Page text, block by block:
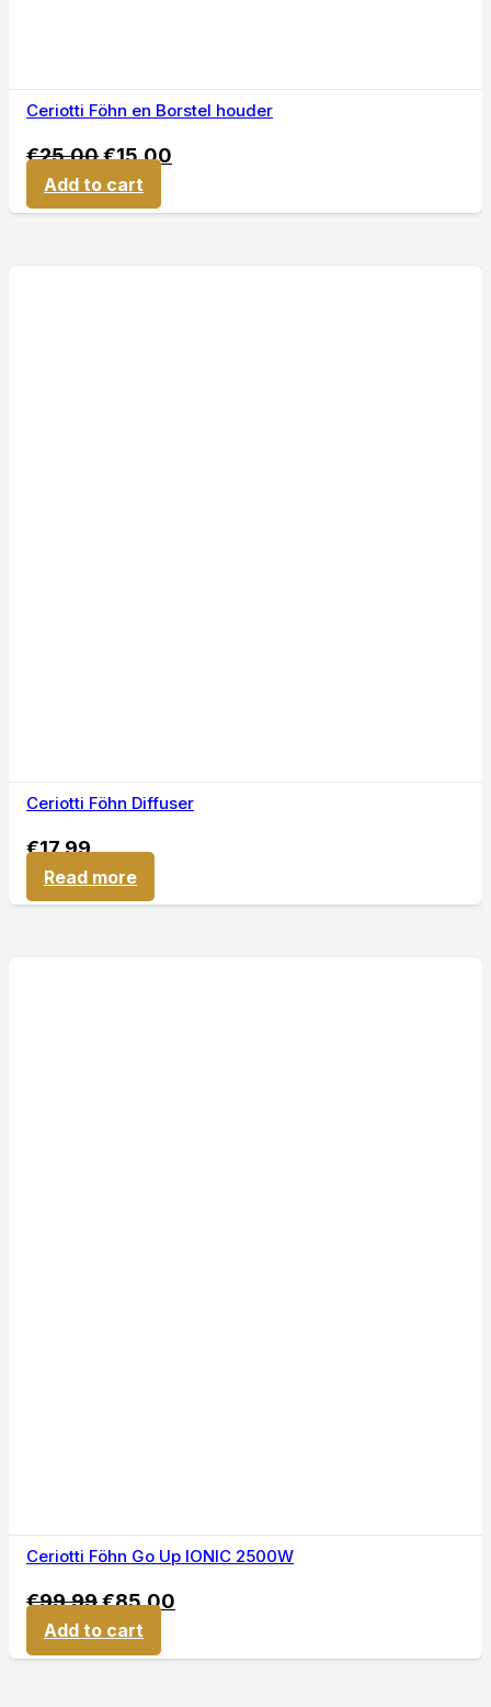
Ceriotti Föhn en Borstel houder
€25,00€15,00
Add to cart
Ceriotti Föhn Diffuser
€17,99
Read more
Ceriotti Föhn Go Up IONIC 2500W
€99,99€85,00
Add to cart